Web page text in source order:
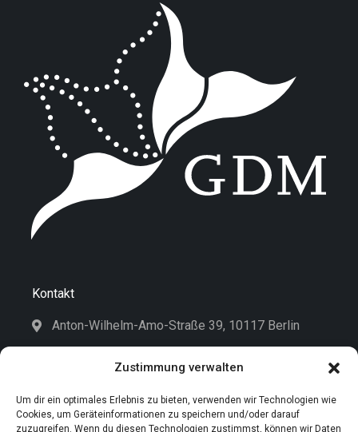
Zustimmung verwalten
Um dir ein optimales Erlebnis zu bieten, verwenden wir Technologien wie
Cookies, um Geräteinformationen zu speichern und/oder darauf
zuzugreifen. Wenn du diesen Technologien zustimmst, können wir Daten
Kontakt
Anton-Wilhelm-Amo-Straße 39, 10117 Berlin
mathematik.de
Kontaktformular